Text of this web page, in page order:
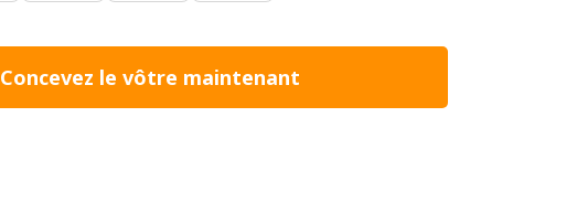
Concevez le vôtre maintenant